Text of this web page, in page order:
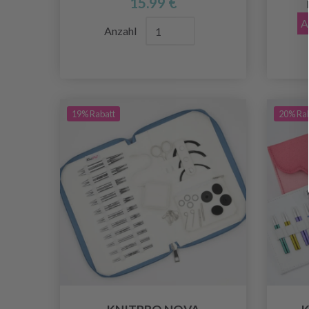
Anzahl
19% Rabatt 20%